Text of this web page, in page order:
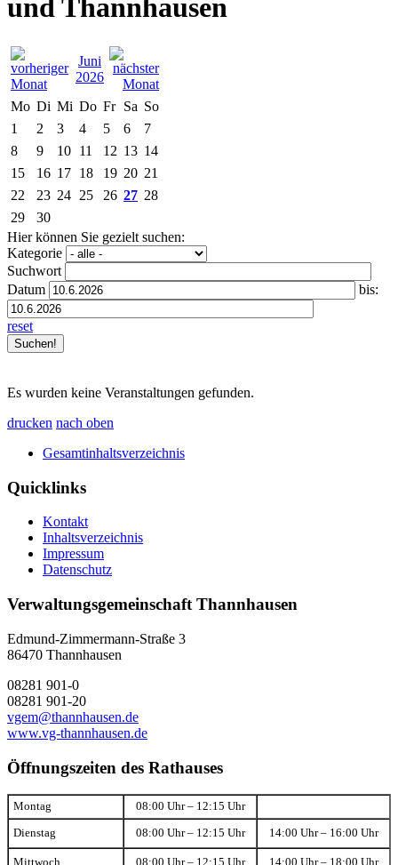
und Thannhausen
Juni
2026
Mo Di Mi Do Fr Sa So
1
2 3 4 5 6
7
8
9 10 11 12 13 14
15
16 17 18 19 20 21
22
23 24 25 26 27 28
29
30
Hier können Sie gezielt suchen:
Kategorie
Suchwort
Datum
bis:
reset
Es wurden keine Veranstaltungen gefunden.
drucken nach oben
Gesamtinhaltsverzeichnis
Quicklinks
Kontakt
Inhaltsverzeichnis
Impressum
Datenschutz
Verwaltungsgemeinschaft Thannhausen
Edmund-Zimmermann-Straße 3
86470 Thannhausen
08281 901-0
08281 901-20
vgem@thannhausen.de
www.vg-thannhausen.de
Öffnungszeiten des Rathauses
Montag 08:00 Uhr – 12:15 Uhr
Dienstag 08:00 Uhr – 12:15 Uhr 14:00 Uhr – 16:00 Uhr